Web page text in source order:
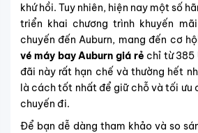
khứ hồi. Tuy nhiên, hiện nay một số
triển khai chương trình khuyến
chuyến đến Auburn, mang đến cơ
vé máy bay Auburn giá rẻ chỉ từ 385
đãi này rất hạn chế và thường hết
là cách tốt nhất để giữ chỗ và tối ưu
chuyến đi.
Để bạn dễ dàng tham khảo và so